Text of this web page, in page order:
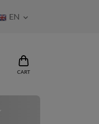
EN 
CART